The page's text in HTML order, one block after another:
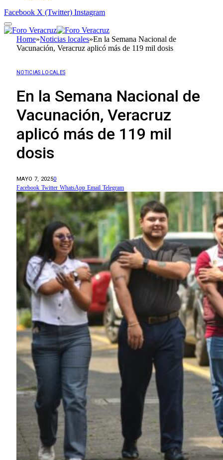
Facebook X (Twitter) Instagram
Home»Noticias locales»En la Semana Nacional de
Vacunación, Veracruz aplicó más de 119 mil dosis
NOTICIAS LOCALES
En la Semana Nacional de
Vacunación, Veracruz
aplicó más de 119 mil
dosis
MAYO 7, 20250
Facebook Twitter WhatsApp Email Telegram